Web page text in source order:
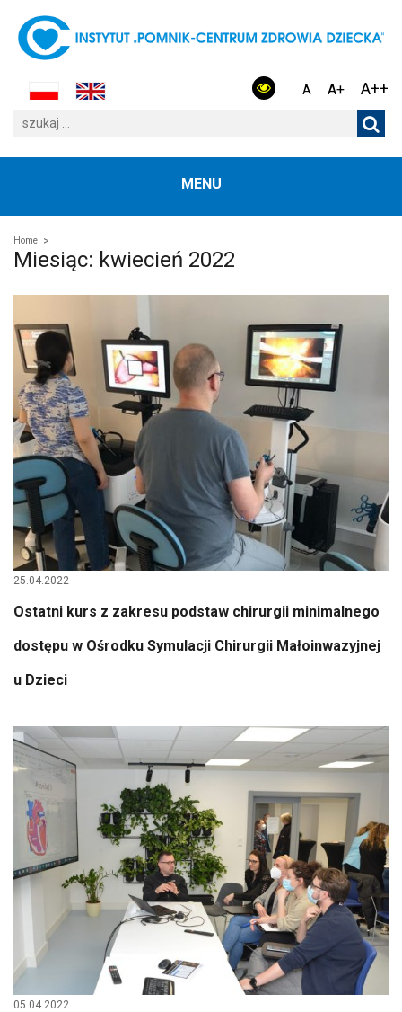
A A+ A++
MENU
Home
Miesiąc: kwiecień 2022
25.04.2022
Ostatni kurs z zakresu podstaw chirurgii minimalnego
dostępu w Ośrodku Symulacji Chirurgii Małoinwazyjnej
u Dzieci
05.04.2022